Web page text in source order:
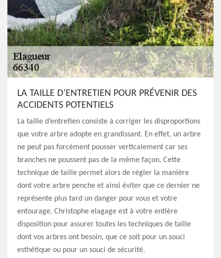
LA TAILLE D’ENTRETIEN POUR PRÉVENIR DES
ACCIDENTS POTENTIELS
La taille d’entretien consiste à corriger les disproportions
que votre arbre adopte en grandissant. En effet, un arbre
ne peut pas forcément pousser verticalement car ses
branches ne poussent pas de la même façon. Cette
technique de taille permet alors de régler la manière
dont votre arbre penche et ainsi éviter que ce dernier ne
représente plus tard un danger pour vous et votre
entourage. Christophe elagage est à votre entière
disposition pour assurer toutes les techniques de taille
dont vos arbres ont besoin, que ce soit pour un souci
esthétique ou pour un souci de sécurité.